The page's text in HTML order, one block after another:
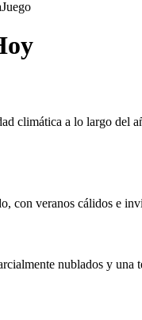
Juego
climática a lo largo del
con veranos cálidos e
nublados y